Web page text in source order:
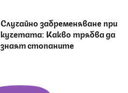
Случайно забременяване при
кучетата: Какво трябва да
знаят стопаните